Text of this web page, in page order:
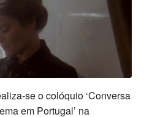
se o colóquio ‘Conversa
em Portugal’ na